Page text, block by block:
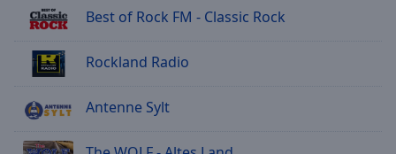
Best of Rock FM - Classic Rock
Rockland Radio
Antenne Sylt